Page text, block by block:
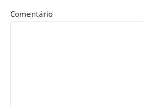
Comentário